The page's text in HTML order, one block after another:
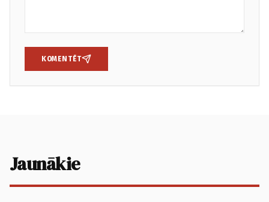
KOMENTĒT
Jaunākie